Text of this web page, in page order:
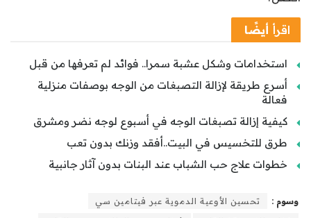
اقرأ أيضًا
استخدامات وشكل عشبة سمرا.. فوائد لم تعرفها من قبل
أسرع طريقة لإزالة التصبغات من الوجه بوصفات منزلية
فعالة
كيفية إزالة تصبغات الوجه في أسبوع لوجه نضر ومشرق
طرق للتخسيس في البيت..أفقد وزنك بدون تعب
خطوات علاج حب الشباب عند البنات بدون آثار جانبية
وسوم :
تحسين الأوعية الدموية عبر فيتامين سي